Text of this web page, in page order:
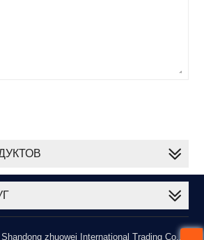
zhuowei International Trading Co.,